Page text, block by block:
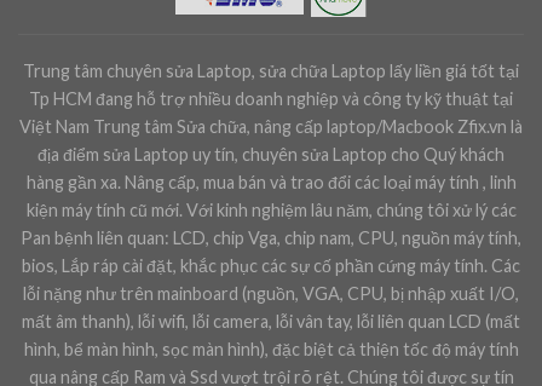
Trung tâm chuyên sửa Laptop, sửa chữa Laptop lấy liền giá tốt tại
Tp HCM đang hỗ trợ nhiều doanh nghiệp và công ty kỹ thuật tại
Việt Nam Trung tâm Sửa chữa, nâng cấp laptop/Macbook Zfix.vn là
địa điểm sửa Laptop uy tín, chuyên sửa Laptop cho Quý khách
hàng gần xa. Nâng cấp, mua bán và trao đổi các loại máy tính , linh
kiện máy tính cũ mới. Với kinh nghiệm lâu năm, chúng tôi xử lý các
Pan bệnh liên quan: LCD, chip Vga, chip nam, CPU, nguồn máy tính,
bios, Lắp ráp cài đặt, khắc phục các sự cố phần cứng máy tính. Các
lỗi nặng như trên mainboard (nguồn, VGA, CPU, bị nhập xuất I/O,
mất âm thanh), lỗi wifi, lỗi camera, lỗi vân tay, lỗi liên quan LCD (mất
hình, bể màn hình, sọc màn hình), đặc biệt cả thiện tốc độ máy tính
qua nâng cấp Ram và Ssd vượt trội rõ rệt. Chúng tôi được sự tín